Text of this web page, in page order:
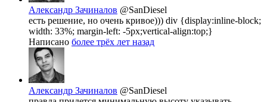
Александр Зачиналов @SanDiesel
есть решение, но очень кривое))) div {display:inline-block;
width: 33%; margin-left: -5px;vertical-align:top;}
Написано более трёх лет назад
Александр Зачиналов @SanDiesel